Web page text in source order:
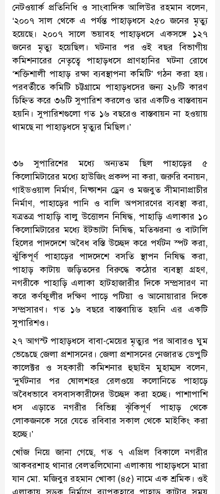
নেটওয়ার্ক প্রতিনিধি ও সাংবাদিক আলিউর রহমান বলেন,
‘২০০৭ সাল থেকে এ পর্যন্ত পাহাড়ধসে ২৫০ জনের মৃত্যু
হয়েছে। ২০০৭ সালে ভয়াবহ পাহাড়ধসে একসঙ্গে ১২৭
জনের মৃত্যু হয়েছিল। ঘটনার পর ওই বছর বিভাগীয়
কমিশনারের নেতৃত্বে পাহাড়ধসে প্রাণহানির ঘটনা রোধে
‘শক্তিশালী পাহাড় রক্ষা ব্যবস্থাপনা কমিটি’ গঠন করা হয়।
পরবর্তীতে কমিটি চট্টগ্রামে পাহাড়ধসের জন্য ২৮টি কারণ
চিহ্নিত করে ৩৬টি সুপারিশ করলেও তার একটিও বাস্তবায়ন
হয়নি। সুপারিশগুলো গত ১৬ বছরেও বাস্তবায়ন না হওয়ায়
থামছে না পাহাড়ধসে মৃত্যুর মিছিল।’
৩৬ সুপারিশের মধ্যে অন্যতম ছিল পাহাড়ের ৫
কিলোমিটারের মধ্যে হাউজিং প্রকল্প না করা, জরুরি বনায়ন,
গাইডওয়াল নির্মাণ, নিষ্কাশন ড্রেন ও মজবুত সীমানাপ্রাচীর
নির্মাণ, পাহাড়ের পানি ও বালি অপসারণের ব্যবস্থা করা,
যত্রতত্র পাহাড়ি বালু উত্তোলন নিষিদ্ধ, পাহাড়ি এলাকার ১০
কিলোমিটারের মধ্যে ইটভাটা নিষিদ্ধ, মতিঝরনা ও বাটালি
হিলের পাদদেশে অবৈধ বস্তি উচ্ছেদ করে পর্যটন স্পট করা,
ঝুঁকিপূর্ণ পাহাড়ের পাদদেশে বসতি স্থাপন নিষিদ্ধ করা,
পাহাড় কাটায় জড়িতদের বিরুদ্ধে কঠোর ব্যবস্থা গ্রহণ,
নগরীকে পাহাড়ি এলাকা হাটহাজারীর দিকে সম্প্রসারণ না
করে কর্ণফুলীর দক্ষিণ পাড়ে পটিয়া ও আনোয়ারার দিকে
সম্প্রসারণ। গত ১৬ বছরে বাস্তবায়িত হয়নি এর একটি
সুপারিশও।
২৭ আগস্ট পাহাড়ধসে বাবা-মেয়ের মৃত্যুর পর আবারও ঘুম
ভেঙেছে জেলা প্রশাসনের। জেলা প্রশাসনের নেজারত ডেপুটি
কালেক্টর ও সহকারী কমিশনার হুছাইন মুহাম্মদ বলেন,
‘দুর্ঘটনার পর ষোলশহর রেলওয়ে কলোনিতে পাহাড়ে
অবৈধভাবে বসবাসকারীদের উচ্ছেদ করা হচ্ছে। পাশাপাশি
ধস এড়াতে নগরীর বিভিন্ন ঝৃঁকিপূর্ণ পাহাড় থেকে
লোকজনকে সরে যেতে রবিবার সকাল থেকে মাইকিং করা
হচ্ছে।’
খোঁজ নিয়ে জানা গেছে, গত ৭ এপ্রিল বিকালে নগরীর
আকবরশাহ থানার বেলতলিঘোনা এলাকায় পাহাড়ধসে মারা
যান মো. মজিবুর রহমান খোকা (৪৫) নামে এক শ্রমিক। ওই